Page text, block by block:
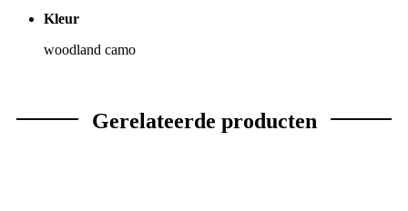
Kleur
woodland camo
Gerelateerde producten